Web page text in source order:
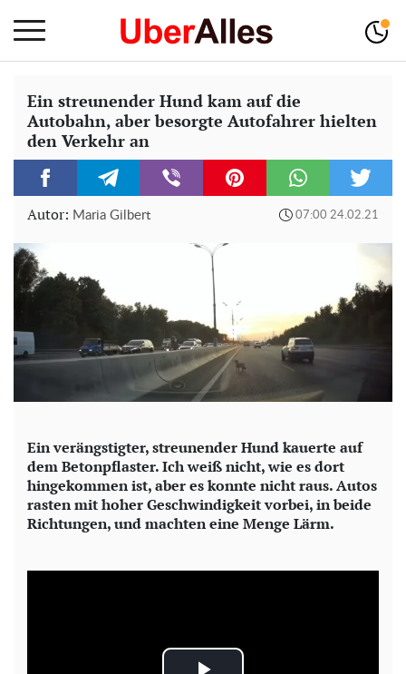
Ein streunender Hund kam auf die
Autobahn, aber besorgte Autofahrer hielten
den Verkehr an
Autor: Maria Gilbert 07:00 24.02.21
Ein verängstigter, streunender Hund kauerte auf
dem Betonpflaster. Ich weiß nicht, wie es dort
hingekommen ist, aber es konnte nicht raus. Autos
rasten mit hoher Geschwindigkeit vorbei, in beide
Richtungen, und machten eine Menge Lärm.